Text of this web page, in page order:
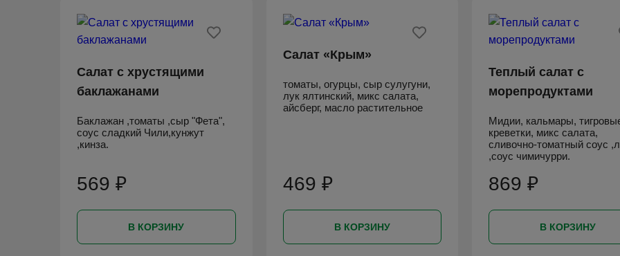
Салат с хрустящими
баклажанами
Баклажан ,томаты ,сыр "Фета",
соус сладкий Чили,кунжут
,кинза.
569 ₽
В КОРЗИНУ
Салат «Крым»
томаты, огурцы, сыр сулугуни,
лук ялтинский, микс салата,
айсберг, масло растительное
469 ₽
В КОРЗИНУ
Теплый салат с
морепродуктами
Мидии, кальмары,
креветки, микс салата,
сливочно-томатный соус
,соус чимичурри.
869 ₽
В КОРЗИНУ